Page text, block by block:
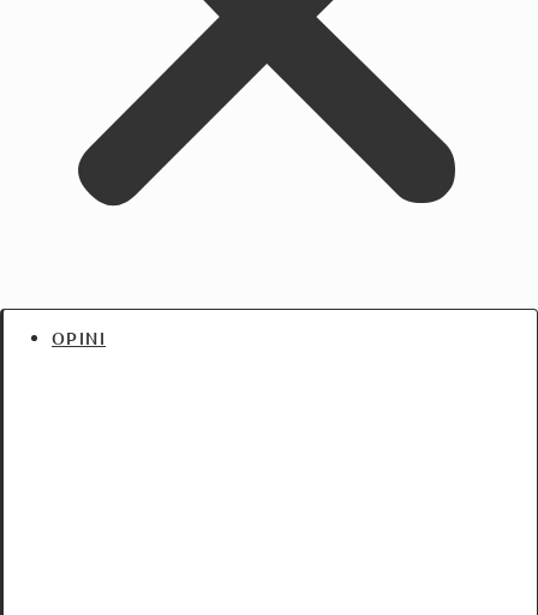
OPINI